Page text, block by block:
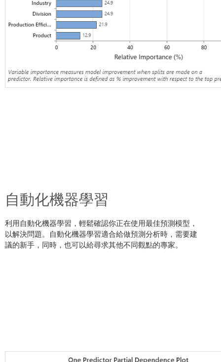
自動化機器學習
利用自動化機器學習，輕鬆確認你正在使用最佳預測模型，
以解決問題。自動化機器學習適合給做預測分析時，需要建
議的新手，同時，也可以給尋求其他不同觀點的專家。